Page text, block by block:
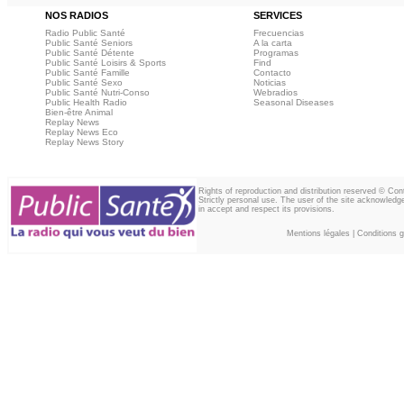
NOS RADIOS SERVICES
Radio Public Santé
Public Santé Seniors
Public Santé Détente
Public Santé Loisirs & Sports
Public Santé Famille
Public Santé Sexo
Public Santé Nutri-Conso
Public Health Radio
Bien-être Animal
Replay News
Replay News Eco
Replay News Story
Frecuencias
A la carta
Programas
Find
Contacto
Noticias
Webradios
Seasonal Diseases
Rights of reproduction and distribution reserved ©
Strictly personal use. The user of the site
in accept and respect its provisions.
Mentions légales Conditions